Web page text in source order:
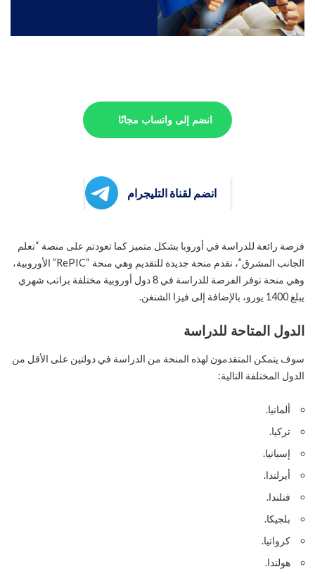
انضم إلى واتساب مجانًا
انضم لقناة التليجرام
فرصة رائعة للدراسة في أوروبا بشكل متميز كما تعودتم على منصة “تعلم
الجانب المشرق”، نقدم منحة جديدة للتقديم وهي منحة “RePIC” الأوروبية،
وهي منحة توفر الفرصة للدراسة في 8 دول أوروبية مختلفة براتب شهري
يبلغ 1400 يورو، بالإضافة إلى فيزا الشنغن.
الدول المتاحة للدراسة
سوف يتمكن المتقدمون لهذه المنحة من الدراسة في دولتين على الأقل من
الدول المختلفة التالية:
ألمانيا.
تركيا.
إسبانيا.
أيرلندا.
فنلندا.
بلجيكا.
كرواتيا.
هولندا.